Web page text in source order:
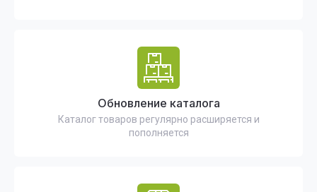
Обновление каталога
Каталог товаров регулярно расширяется и
пополняется